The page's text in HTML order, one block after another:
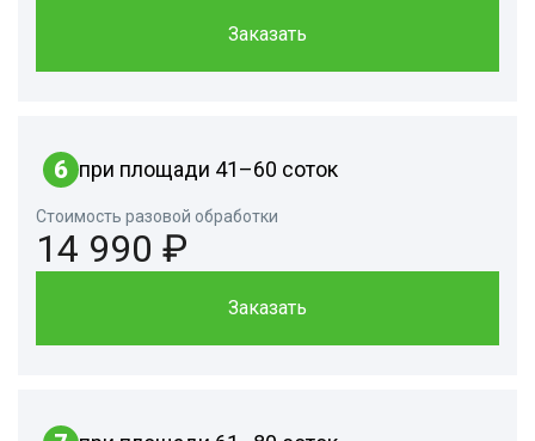
Заказать
6 при площади 41–60 соток
Стоимость разовой обработки
14 990 ₽
Заказать